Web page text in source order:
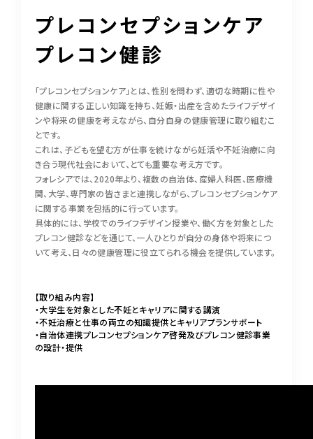
プレコンセプションケア
プレコン健診
「プレコンセプションケア」とは、性別を問わず、適切な時期に性や
健康に関する正しい知識を持ち、妊娠・出産を含めたライフデザイ
ンや将来の健康を考えながら、自分自身の健康管理に取り組むこ
とです。
これは、子どもを望む方が仕事を続けながら妊活や不妊治療に向
き合う現代社会において、とても重要な考え方です。
フォレシアでは、2020年より、複数の自治体、産婦人科医、医療機
関、大学、専門家の皆さまと連携しながら、プレコンセプションケア
に関する事業を包括的に行っています。
具体的には、学校でのライフデザイン授業や、働く方を対象とした
プレコン健診などを通じて、一人ひとりが自分の身体や将来につ
いて考え、日々の健康管理に役立てられる機会を提供しています。
【取り組み内容】
・大学生を対象とした不妊とキャリアに関する講演
・不妊治療と仕事の両立の知識提供とキャリアプランサポート
・自治体連携プレコンセプションケア啓発及びプレコン健診事業
の設計・提供